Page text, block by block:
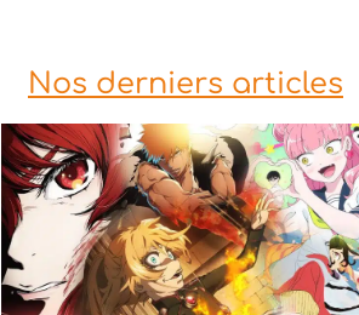
Nos derniers articles